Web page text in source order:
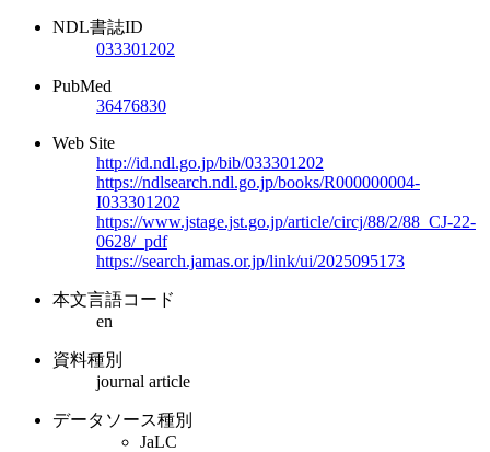
NDL書誌ID
033301202
PubMed
36476830
Web Site
http://id.ndl.go.jp/bib/033301202
https://ndlsearch.ndl.go.jp/books/R000000004-
I033301202
https://www.jstage.jst.go.jp/article/circj/88/2/88_CJ-22-
0628/_pdf
https://search.jamas.or.jp/link/ui/2025095173
本文言語コード
en
資料種別
journal article
データソース種別
JaLC